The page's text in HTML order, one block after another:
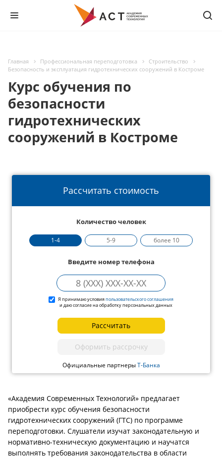
Главная Профессиональная переподготовка
Строительство
Безопасность и эксплуатация гидротехнических сооружений в Костроме
Курс обучения по
безопасности
гидротехнических
сооружений в Костроме
Рассчитать стоимость
Количество человек
1-4 5-9 более 10
Введите номер телефона
Я принимаю условияпользовательского соглашения
и даю согласие на обработку персональных данных
Рассчитать
Оформить рассрочку
Официальные партнерыТ-Банка
«Академия Современных Технологий» предлагает
приобрести курс обучения безопасности
гидротехнических сооружений (ГТС) по программе
переподготовки. Слушатели изучат законодательную и
нормативно-техническую документацию и научатся
выполнять требования законодательства в области